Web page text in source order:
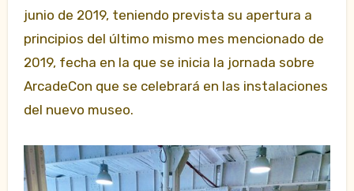
junio de 2019, teniendo prevista su apertura a
principios del último mismo mes mencionado de
2019, fecha en la que se inicia la jornada sobre
ArcadeCon que se celebrará en las instalaciones
del nuevo museo.